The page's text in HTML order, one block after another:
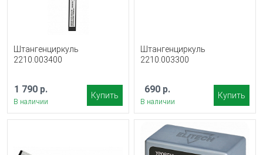
Штангенциркуль
2210.003400
1 790 р.
В наличии
Купить
Штангенциркуль
2210.003300
690 р.
В наличии
Купить